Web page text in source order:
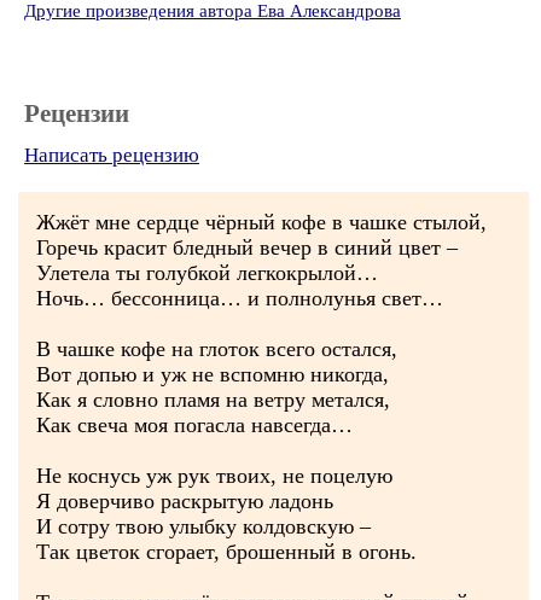
Другие произведения автора Ева Александрова
Рецензии
Написать рецензию
Жжёт мне сердце чёрный кофе в чашке стылой,
Горечь красит бледный вечер в синий цвет –
Улетела ты голубкой легкокрылой…
Ночь… бессонница… и полнолунья свет…
В чашке кофе на глоток всего остался,
Вот допью и уж не вспомню никогда,
Как я словно пламя на ветру метался,
Как свеча моя погасла навсегда…
Не коснусь уж рук твоих, не поцелую
Я доверчиво раскрытую ладонь
И сотру твою улыбку колдовскую –
Так цветок сгорает, брошенный в огонь.